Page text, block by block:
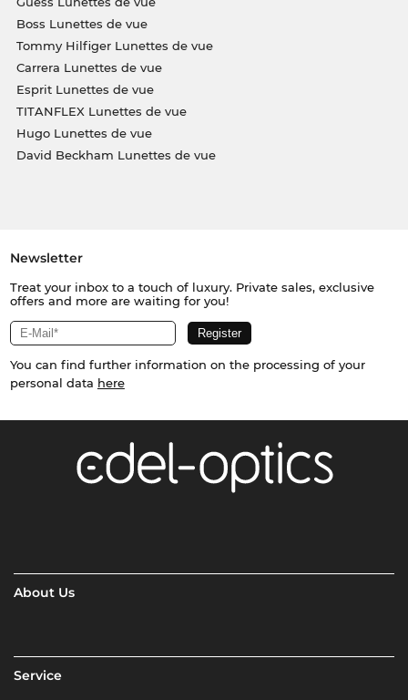
Boss Lunettes de vue
Tommy Hilfiger Lunettes de vue
Carrera Lunettes de vue
Esprit Lunettes de vue
TITANFLEX Lunettes de vue
Hugo Lunettes de vue
David Beckham Lunettes de vue
Newsletter
Treat your inbox to a touch of luxury. Private sales, exclusive
offers and more are waiting for you!
You can find further information on the processing of your
personal data here
About Us
Service